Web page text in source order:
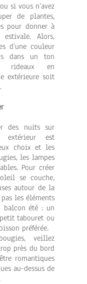
si vous n’avez
de plantes,
pour donner à
Alors,
d’une couleur
dans un ton
rideaux en
extérieure soit
des nuits sur
extérieur est
choix et les
les lampes
Pour créer
se couche,
autour de la
les éléments
balcon été : un
tabouret ou
préférée.
veillez
près du bord
romantiques
au-dessus de